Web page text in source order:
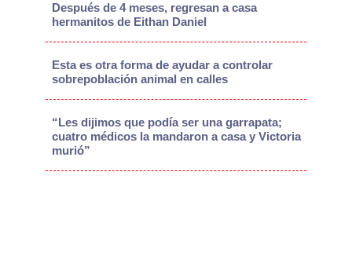
Después de 4 meses, regresan a casa
hermanitos de Eithan Daniel
Esta es otra forma de ayudar a controlar
sobrepoblación animal en calles
“Les dijimos que podía ser una garrapata;
cuatro médicos la mandaron a casa y Victoria
murió”